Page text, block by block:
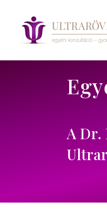
A Dr.